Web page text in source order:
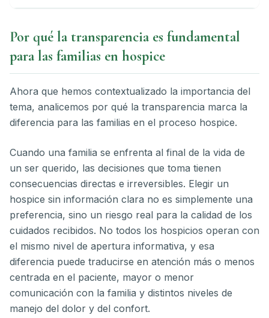
Por qué la transparencia es fundamental
para las familias en hospice
Ahora que hemos contextualizado la importancia del
tema, analicemos por qué la transparencia marca la
diferencia para las familias en el proceso hospice.
Cuando una familia se enfrenta al final de la vida de
un ser querido, las decisiones que toma tienen
consecuencias directas e irreversibles. Elegir un
hospice sin información clara no es simplemente una
preferencia, sino un riesgo real para la calidad de los
cuidados recibidos. No todos los hospicios operan con
el mismo nivel de apertura informativa, y esa
diferencia puede traducirse en atención más o menos
centrada en el paciente, mayor o menor
comunicación con la familia y distintos niveles de
manejo del dolor y del confort.